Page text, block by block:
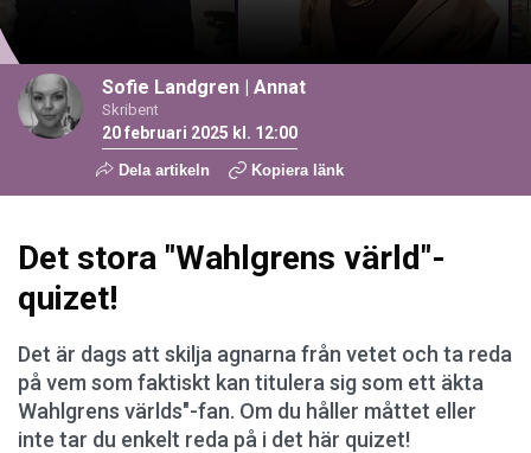
Sofie Landgren | Annat
Skribent
20 februari 2025 kl. 12:00
Dela artikeln Kopiera länk
Det stora "Wahlgrens värld"-
quizet!
Det är dags att skilja agnarna från vetet och ta reda
på vem som faktiskt kan titulera sig som ett äkta
Wahlgrens världs"-fan. Om du håller måttet eller
inte tar du enkelt reda på i det här quizet!